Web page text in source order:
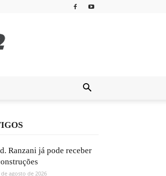
Ranzani já pode receber
de agosto de 2026